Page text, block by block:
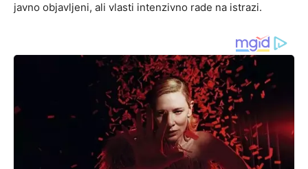
javno objavljeni, ali vlasti intenzivno rade na istrazi.